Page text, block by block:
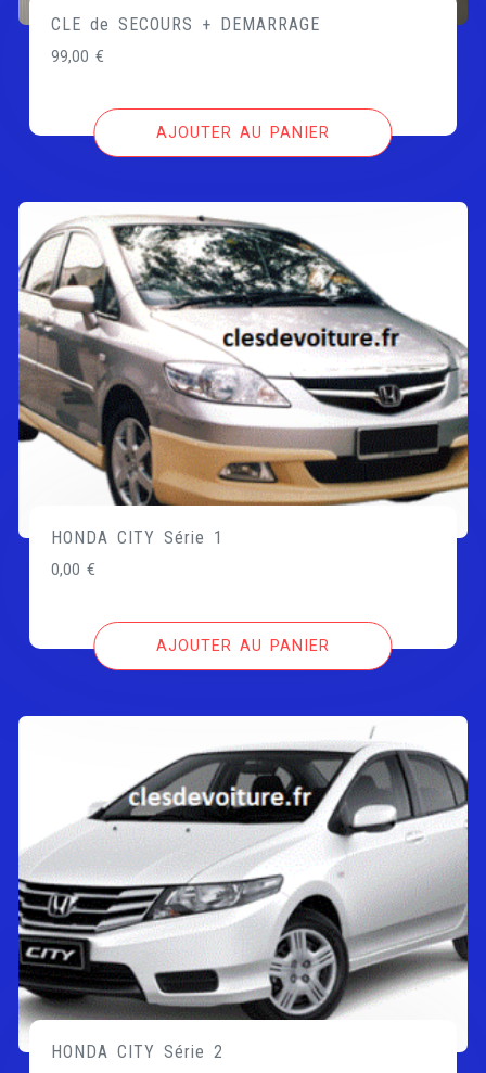
CLE de SECOURS + DEMARRAGE
99,00€
AJOUTER AU PANIER
HONDA CITY Série 1
0,00€
AJOUTER AU PANIER
HONDA CITY Série 2